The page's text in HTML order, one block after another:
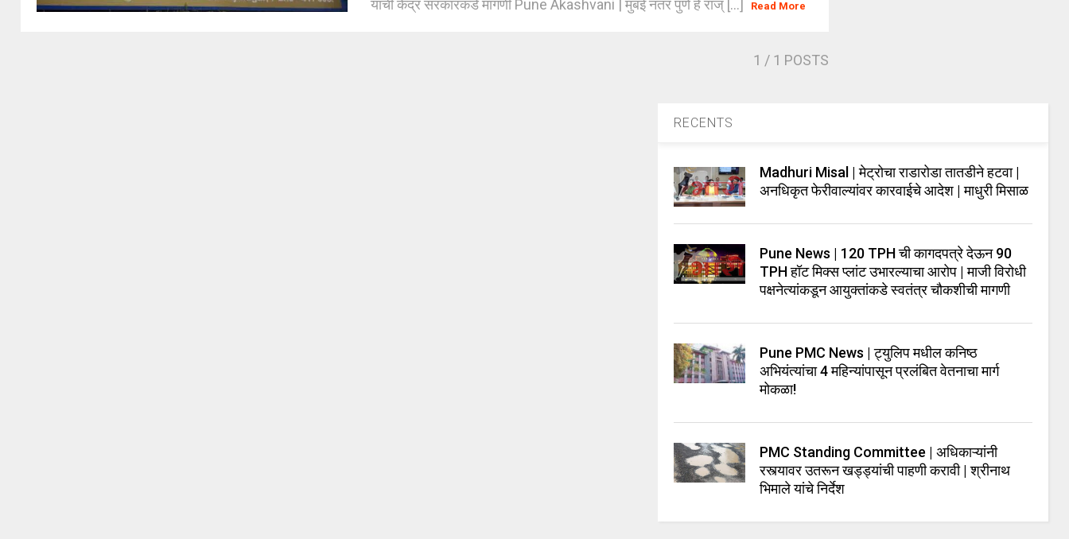
यांची केंद्र सरकारकडे मागणी Pune Akashvani | मुंबई नंतर पुणे हे राज् [...]
Read More
1 / 1 POSTS
RECENTS
Madhuri Misal | मेट्रोचा राडारोडा तातडीने हटवा |
अनधिकृत फेरीवाल्यांवर कारवाईचे आदेश | माधुरी मिसाळ
Pune News | 120 TPH ची कागदपत्रे देऊन 90
TPH हॉट मिक्स प्लांट उभारल्याचा आरोप | माजी विरोधी
पक्षनेत्यांकडून आयुक्तांकडे स्वतंत्र चौकशीची मागणी
Pune PMC News | ट्युलिप मधील कनिष्ठ
अभियंत्यांचा 4 महिन्यांपासून प्रलंबित वेतनाचा मार्ग
मोकळा!
PMC Standing Committee | अधिकाऱ्यांनी
रस्त्यावर उतरून खड्ड्यांची पाहणी करावी | श्रीनाथ
भिमाले यांचे निर्देश